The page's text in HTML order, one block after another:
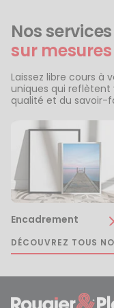
Nos services
sur mesures
Laissez libre cours à
uniques qui
qualité et du savoir-
Encadrement
DÉCOUVREZ TOUS